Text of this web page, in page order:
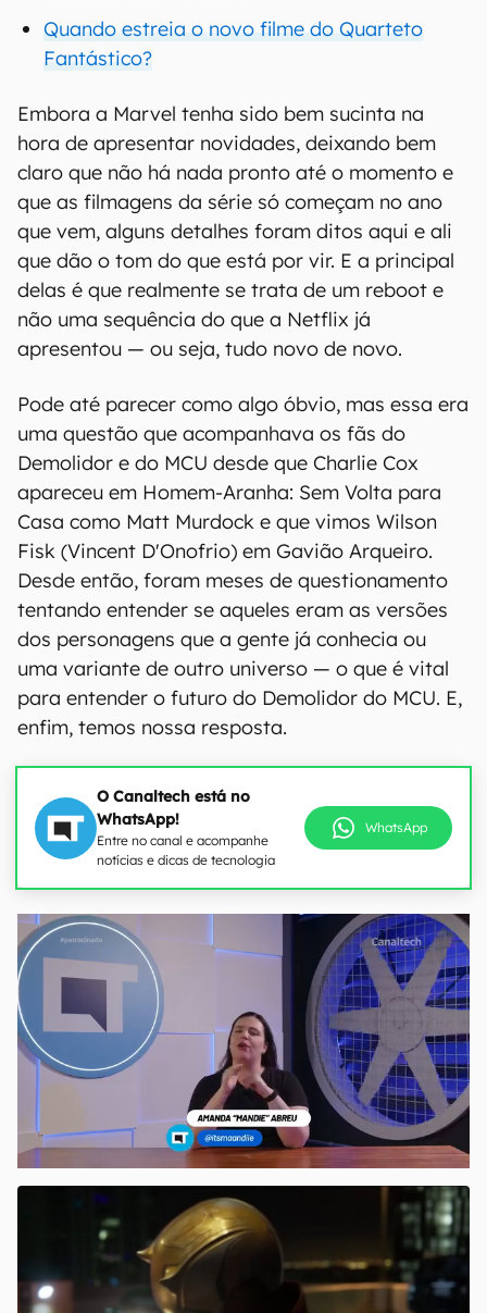
Quando estreia o novo filme do Quarteto
Fantástico?
Embora a Marvel tenha sido bem sucinta na
hora de apresentar novidades, deixando bem
claro que não há nada pronto até o momento e
que as filmagens da série só começam no ano
que vem, alguns detalhes foram ditos aqui e ali
que dão o tom do que está por vir. E a principal
delas é que realmente se trata de um reboot e
não uma sequência do que a Netflix já
apresentou — ou seja, tudo novo de novo.
Pode até parecer como algo óbvio, mas essa era
uma questão que acompanhava os fãs do
Demolidor e do MCU desde que Charlie Cox
apareceu em Homem-Aranha: Sem Volta para
Casa como Matt Murdock e que vimos Wilson
Fisk (Vincent D'Onofrio) em Gavião Arqueiro.
Desde então, foram meses de questionamento
tentando entender se aqueles eram as versões
dos personagens que a gente já conhecia ou
uma variante de outro universo — o que é vital
para entender o futuro do Demolidor do MCU. E,
enfim, temos nossa resposta.
O Canaltech está no
WhatsApp!
Entre no canal e acompanhe
notícias e dicas de tecnologia
WhatsApp